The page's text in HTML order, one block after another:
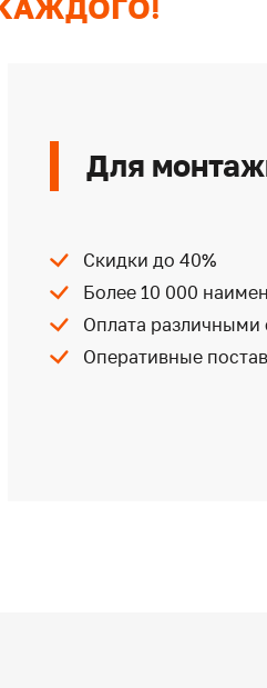
Для
Скидки до 40%
Более 10 000
Оплата различными
Оперативные